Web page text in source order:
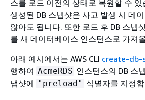
스를 로드 이전의 상태로 복원할 수 있
생성된 DB 스냅샷은 사고 발생 시 데
않아도 됩니다. 또한 로드 후 DB 스냅
를 새 데이터베이스 인스턴스로 가져
아래 예시에서는 AWS CLI create-db-
행하여 AcmeRDS 인스턴스의 DB 스
냅샷에 "preload" 식별자를 지정